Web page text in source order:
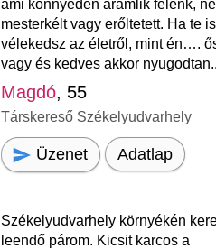
ami könnyedén áramlik felénk,
mesterkélt vagy erőltetett. Ha te
vélekedsz az életről, mint én….
vagy és kedves akkor
Magdó, 55
Társkereső Székelyudvarhely
Üzenet Adatlap
Székelyudvarhely környékén
leendő párom. Kicsit karcos a